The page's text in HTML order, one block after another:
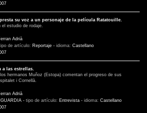
su voz a un personaje de la película Ratatouille.
estudio de rodaje.
Adrià
de artículo: Reportaje - idioma: Castellano
a las estrellas.
hermanos Muñoz (Estopa) comentan el progreso de sus
i Cornellà.
Adrià
- tipo de artículo: Entrevista - idioma: Castellano